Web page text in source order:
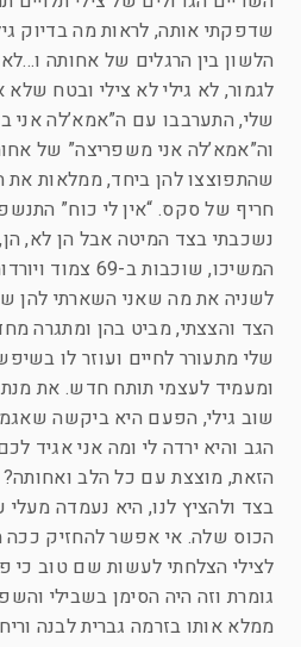
שדפקתי אותה, לראות מה בדיוק
הלשון בין הרגלים של אחותה ו…לא
לגמור, לא גילי לא צילי ובטח שלא
שלי, התערבבו עם ה”אמא’לה אני
וה”אמא’לה אני משפריצה” של
שהתפוצצו להן ביחד, ממלאות את
חריף של סקס. “אין לי כוח”
נשכבתי בצד המיטה אבל הן לא,
המשיכו, שוכבות
לשניה את מה שאני השארתי להן
הצד והצצתי, מביט בהן ומתגרה
שלי מתעורר לחיים ועוזר לו
ומעמיד לעצמי תותח חדש. את
שוב גילי, הפעם היא ביקשה
הגב והיא ירדה לי ומה אני אגיד
הזאת, מוצצת עם כל הלב
בצד ולהציץ לנו, היא נעמדה
הכוס שלה. אי אפשר להחזיק ככה
לצילי הצלחתי לעשות שם טוב כי
גומרת וזה היה הסימן בשבילי
ממלא אותו בזרמה גברית לבנה